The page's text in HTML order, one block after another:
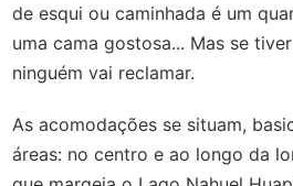
de esqui ou caminhada é um
uma cama gostosa... Mas se
ninguém vai reclamar.
As acomodações se situam,
áreas: no centro e ao longo da